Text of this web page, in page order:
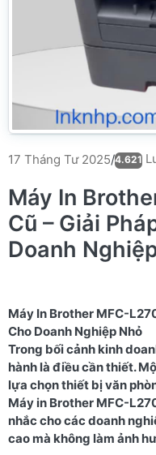
17 Tháng Tư 2025/4.621
Máy In
Cũ – Giải
Doanh
Máy In Brother MFC-
Cho Doanh Nghiệp Nhỏ
Trong bối cảnh kinh
hành là điều cần thiết.
lựa chọn thiết bị văn
Máy in Brother MFC-
nhắc cho các doanh